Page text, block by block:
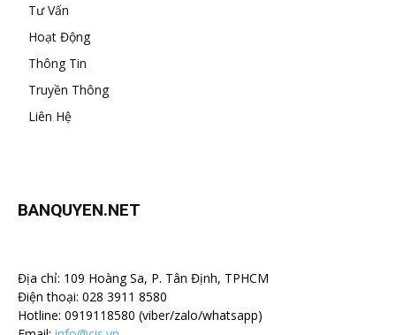
Tư Vấn
Hoạt Động
Thông Tin
Truyền Thông
Liên Hệ
BANQUYEN.NET
Địa chỉ: 109 Hoàng Sa, P. Tân Định, TPHCM
Điện thoại: 028 3911 8580
Hotline: 0919118580 (viber/zalo/whatsapp)